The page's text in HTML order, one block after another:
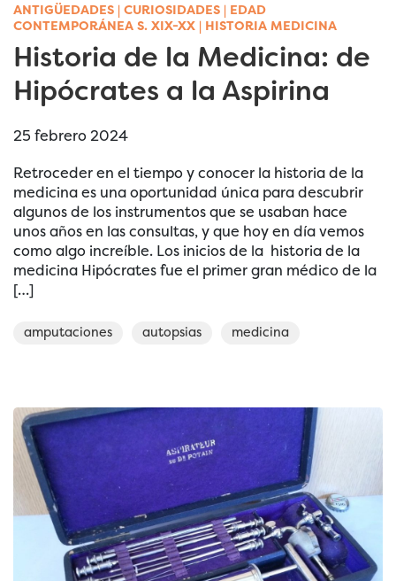
ANTIGÜEDADES | CURIOSIDADES | EDAD
CONTEMPORÁNEA S. XIX-XX | HISTORIA MEDICINA
Historia de la Medicina: de
Hipócrates a la Aspirina
25 febrero 2024
Retroceder en el tiempo y conocer la historia de la
medicina es una oportunidad única para descubrir
algunos de los instrumentos que se usaban hace
unos años en las consultas, y que hoy en día vemos
como algo increíble. Los inicios de la historia de la
medicina Hipócrates fue el primer gran médico de la
[…]
amputaciones autopsias medicina